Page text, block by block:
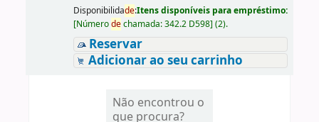
Disponibilidade:Itens disponíveis para empréstimo:
[Númerodechamada:342.2 D598] (2).
Reservar
Adicionar ao seu carrinho
Não encontrou o
que procura?